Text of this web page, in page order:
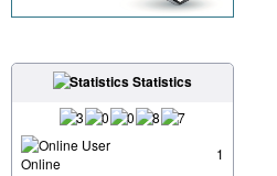
Statistics
User
Online
1